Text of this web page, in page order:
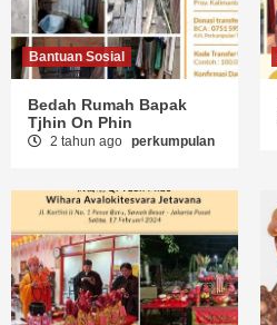
Bantuan Sosial
Bedah Rumah Bapak
Tjhin On Phin
2 tahun ago perkumpulan